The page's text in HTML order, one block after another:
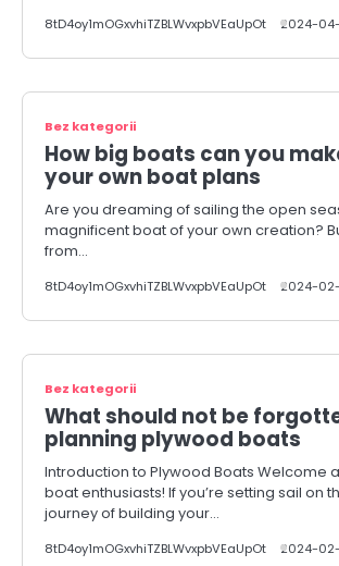
8tD4oy1mOGxvhiTZBLWvxpbVEaUpOt 2024-
Bez kategorii
How big boats can you
your own boat plans
Are you dreaming of sailing the open
magnificent boat of your own creation?
from…
8tD4oy1mOGxvhiTZBLWvxpbVEaUpOt 2024-
Bez kategorii
What should not be
planning plywood boats
Introduction to Plywood Boats Welcome
boat enthusiasts! If you’re setting sail on
journey of building your…
8tD4oy1mOGxvhiTZBLWvxpbVEaUpOt 2024-